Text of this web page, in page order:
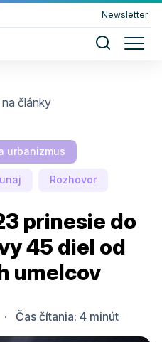
Newsletter
články
urbanizmus
Rozhovor
prinesie do
45 diel od
umelcov
· Čas čítania: 4 minút